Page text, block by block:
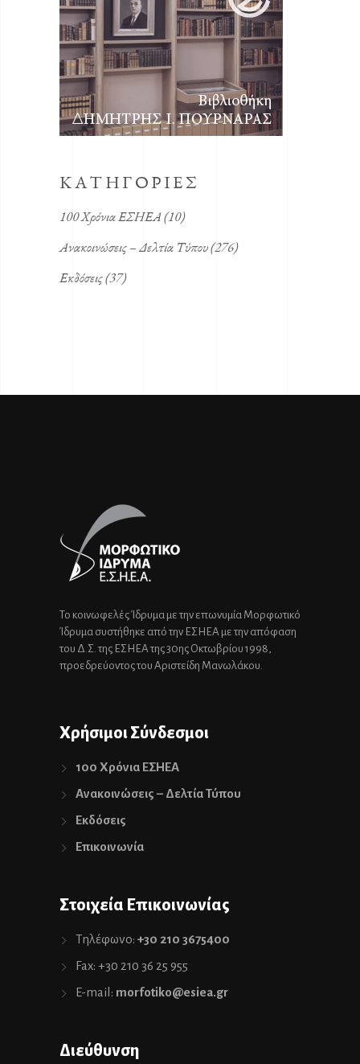
KΑΤΗΓΟΡΙΕΣ
100 Χρόνια ΕΣΗΕΑ(10)
Ανακοινώσεις – Δελτία Τύπου(276)
Εκδόσεις(37)
Το κοινωφελές Ίδρυμα με την επωνυμία Μορφωτικό
Ίδρυμα συστήθηκε από την ΕΣΗΕΑ με την απόφαση
του Δ.Σ. της ΕΣΗΕΑ της 30ης Οκτωβρίου 1998,
προεδρεύοντος του Αριστείδη Μανωλάκου.
Χρήσιμοι Σύνδεσμοι
100 Χρόνια ΕΣΗΕΑ
Ανακοινώσεις – Δελτία Τύπου
Εκδόσεις
Επικοινωνία
Στοιχεία Επικοινωνίας
Τηλέφωνο: +30 210 3675400
Fax: +30 210 36 25 955
E-mail: morfotiko@esiea.gr
Διεύθυνση